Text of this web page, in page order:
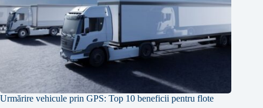
Urmărire vehicule prin GPS: Top 10 beneficii pentru flote